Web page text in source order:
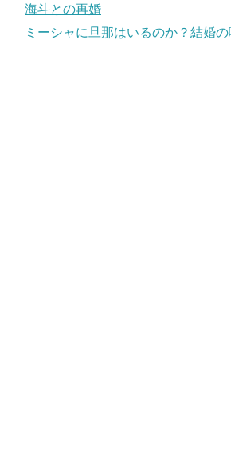
海斗との再婚
ミーシャに旦那はいるのか？結婚